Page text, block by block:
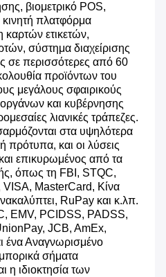
βιομετρικό POS,
πλατφόρμα
ετικετών,
σύστημα διαχείρισης
σε περισσότερες από 60
προϊόντων του
μεγάλους σφαιρικούς
οργάνων και κυβέρνησης
λιανικές τράπεζες.
στα υψηλότερα
πρότυπα, και οι λύσεις
επικυρωμένος από τα
όπως τη FBI, STQC,
MasterCard, Κίνα
RuPay και κ.λπ.
EMV, PCIDSS, PADSS,
JCB, AmEx,
ένα Αναγνωρισμένο
σήματα
η ιδιοκτησία των